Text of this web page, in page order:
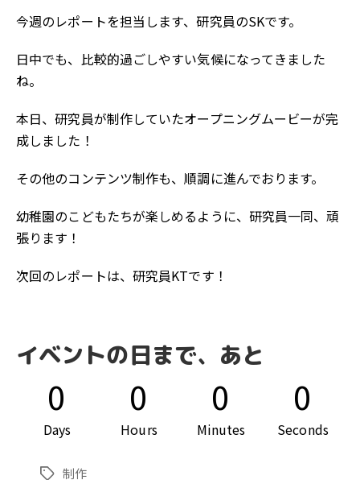
今週のレポートを担当します、研究員のSKです。
日中でも、比較的過ごしやすい気候になってきました
ね。
本日、研究員が制作していたオープニングムービーが完
成しました！
その他のコンテンツ制作も、順調に進んでおります。
幼稚園のこどもたちが楽しめるように、研究員一同、頑
張ります！
次回のレポートは、研究員KTです！
イベントの日まで、あと
0
Days
0
Hours
0
Minutes
0
Seconds
タ 制作